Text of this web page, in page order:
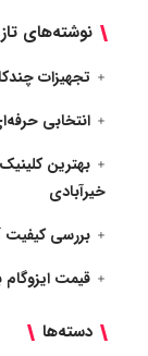
نوشته‌های
تجهیزات
انتخابی
بهترین
خیرآبادی
بررسی
قیمت
دسته‌ها